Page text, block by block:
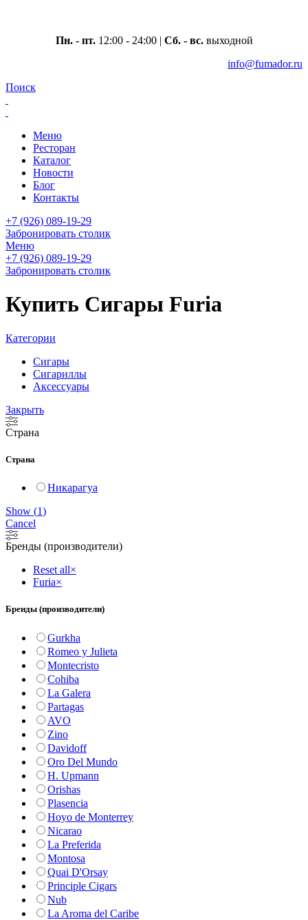
Пн. - пт.12:00 - 24:00 | Сб. - вс.выходной
info@fumador.ru
Поиск
Меню
Ресторан
Каталог
Новости
Блог
Контакты
+7 (926) 089-19-29
Забронировать столик
Меню
+7 (926) 089-19-29
Забронировать столик
Купить Сигары Furia
Категории
Сигары
Сигариллы
Аксессуары
Закрыть
Страна
Страна
Никарагуа
Show (1)
Cancel
Бренды (производители)
Reset all×
Furia×
Бренды (производители)
Gurkha
Romeo y Julieta
Montecristo
Cohiba
La Galera
Partagas
AVO
Zino
Davidoff
Oro Del Mundo
H. Upmann
Orishas
Plasencia
Hoyo de Monterrey
Nicarao
La Preferida
Montosa
Quai D'Orsay
Principle Cigars
Nub
La Aroma del Caribe